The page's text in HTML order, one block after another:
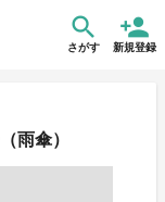
さがす 新規登録
雨傘）